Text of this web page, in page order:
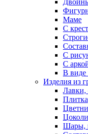
Маме
С
С
С
В виде
Изделия из
Лавки,
Плитка
Цоколи
Шары,